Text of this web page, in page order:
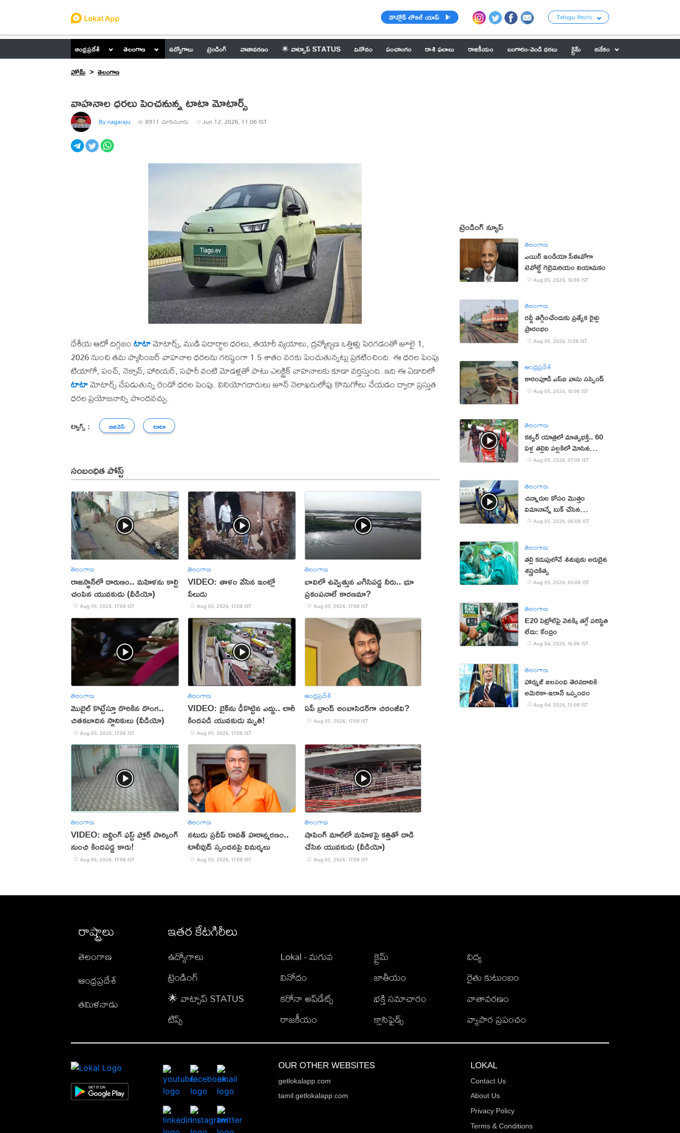
డౌన్లోడ్ లోకల్ యాప్ Telugu తెలుగు
ఆంధ్రప్రదేశ్ తెలంగాణ ఉద్యోగాలు ట్రెండింగ్ వాతావరణం 🌟 వాట్సాప్ STATUS వినోదం పంచాంగం రాశి ఫలాలు రాజకీయం బంగారం-వెండి ధరలు క్రైమ్
అనేకం
హోమ్
తెలంగాణ
వాహనాల ధరలు పెంచనున్న టాటా మోటార్స్
By nagaraju 8911 చూసినవారు Jun 12, 2026, 11:06 IST
దేశీయ ఆటో దిగ్గజంటాటామోటార్స్, ముడి పదార్థాల ధరలు, తయారీ వ్యయాలు, ద్రవ్యోల్బణ ఒత్తిళ్లు పెరగడంతో జూలై 1,
2026 నుంచి తమ ప్యాసింజర్ వాహనాల ధరలను గరిష్ఠంగా 1.5 శాతం వరకు పెంచుతున్నట్లు ప్రకటించింది. ఈ ధరల పెంపు
టియాగో, పంచ్, నెక్సాన్, హారియర్, సఫారీ వంటి మోడళ్లతో పాటు ఎలక్ట్రిక్ వాహనాలకు కూడా వర్తిస్తుంది. ఇది ఈ ఏడాదిలో
టాటామోటార్స్ చేపడుతున్న రెండో ధరల పెంపు. వినియోగదారులు జూన్ నెలాఖరులోపు కొనుగోలు చేయడం ద్వారా ప్రస్తుత
ధరల ప్రయోజనాన్ని పొందవచ్చు.
ట్యాగ్స్ : బిజినెస్ టాటా
సంబంధిత పోస్ట్
తెలంగాణ
రాజస్థాన్‌లో దారుణం.. మహిళను కాల్చి
చంపిన యువకుడు (వీడియో)
Aug 05, 2026, 17:08 IST
తెలంగాణ
VIDEO: తాళం వేసిన ఇంట్లో
పేలుడు
Aug 05, 2026, 17:08 IST
తెలంగాణ
బావిలో ఉవ్వెత్తున ఎగిసిపడ్డ నీరు.. భూ
ప్రకంపనాలే కారణమా?
Aug 05, 2026, 17:08 IST
తెలంగాణ
మొబైల్ కొట్టేస్తూ దొరికిన దొంగ..
చితకబాదిన స్థానికులు (వీడియో)
Aug 05, 2026, 17:08 IST
తెలంగాణ
VIDEO: బైక్‌ను ఢీకొట్టిన ఎద్దు.. లారీ
కిందపడి యువకుడు మృతి!
Aug 05, 2026, 17:08 IST
ఆంధ్రప్రదేశ్
ఏపీ బ్రాండ్ అంబాసిడర్‌గా చిరంజీవి?
Aug 05, 2026, 17:08 IST
తెలంగాణ
VIDEO: బిల్డింగ్ ఫస్ట్ ఫ్లోర్ పార్కింగ్
నుంచి కిందపడ్డ కారు!
Aug 05, 2026, 17:08 IST
తెలంగాణ
నటుడు ప్రదీప్ రావత్ హఠాన్మరణం..
టాలీవుడ్ స్పందనపై విమర్శలు
Aug 05, 2026, 17:08 IST
తెలంగాణ
షాపింగ్ మాల్‌లో మహిళపై కత్తితో దాడి
చేసిన యువకుడు (వీడియో)
Aug 05, 2026, 17:08 IST
ట్రెండింగ్ న్యూస్
తెలంగాణ
ఎయిర్ ఇండియా సీఈవోగా
టెవోల్డే గెబ్రెమరియం నియామకం
Aug 05, 2026, 16:08 IST
తెలంగాణ
రద్దీ తగ్గించేందుకు ప్రత్యేక రైళ్లు
ప్రారంభం
Aug 05, 2026, 11:08 IST
ఆంధ్రప్రదేశ్
కారంపూడి ఎస్ఐ వాసు స‌స్పెండ్‌
Aug 05, 2026, 10:08 IST
తెలంగాణ
కన్వర్ యాత్రలో మాతృభక్తి.. 60
ఏళ్ల తల్లిని పల్లకిలో మోసిన
కొడుకు, కోడలు!
Aug 05, 2026, 07:08 IST
తెలంగాణ
చిన్నారుల కోసం మొత్తం
విమానాన్నే బుక్ చేసిన
యూట్యూబర్
Aug 05, 2026, 06:08 IST
తెలంగాణ
తల్లి కడుపులోనే శిశువుకు అరుదైన
శస్త్రచికిత్స
Aug 05, 2026, 05:08 IST
తెలంగాణ
E20 పెట్రోల్‌పై వెనక్కి తగ్గే పరిస్థితి
లేదు: కేంద్రం
Aug 04, 2026, 16:08 IST
తెలంగాణ
హార్ముజ్ జలసంధి తెరవడానికి
అమెరికా-ఇరాన్ ఒప్పందం
Aug 04, 2026, 13:08 IST
రాష్ట్రాలు
తెలంగాణ
ఆంధ్రప్రదేశ్
తమిళనాడు
ఇతర కేటగిరీలు
ఉద్యోగాలు
ట్రెండింగ్
🌟 వాట్సాప్ STATUS
టిప్స్
Lokal - మగువ
వినోదం
కరోనా అప్‌డేట్స్
రాజకీయం
క్రైమ్
జాతీయం
భక్తి సమాచారం
క్లాసిఫైడ్స్
విద్య
రైతు కుటుంబం
వాతావరణం
వ్యాపార ప్రపంచం
OUR OTHER WEBSITES
getlokalapp.com
tamil.getlokalapp.com
LOKAL
Contact Us
About Us
Privacy Policy
Terms & Conditions